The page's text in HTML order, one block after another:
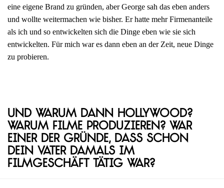
eine eigene Brand zu gründen, aber George sah das eben anders
und wollte weitermachen wie bisher. Er hatte mehr Firmenanteile
als ich und so entwickelten sich die Dinge eben wie sie sich
entwickelten. Für mich war es dann eben an der Zeit, neue Dinge
zu probieren.
Und warum dann Hollywood?
Warum Filme produzieren? War
einer der Gründe, dass schon
dein Vater damals im
Filmgeschäft tätig war?